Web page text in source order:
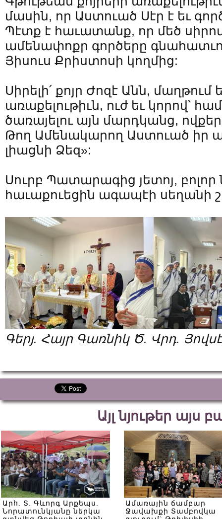
մասին, որ Աստուած Սէր է եւ
Պէտք է հաւատանք, որ մեծ
ամենափոքր գործերը
Յիսուս Քրիստոսի կողմից:
Սիրելի՛ քոյր Ժոզէ Անն, մաղթում
առաքելութիւն, ուժ եւ կորով՝
ծառայելու այն մարդկանց,
Թող Ամենակարող Աստուած իր
լիացնի Ձեզ»:
Սուրբ Պատարագից յետոյ, բոլոր
հաւաքուեցին ագապէի սեղանի
Գերյ. Հայր Գառնիկ Ծ. Վրդ.
Այլ նյութեր այս
Արհ. Տ. Գևորգ Արքեպս.
Նորատունկյանը ներկա
Ամառային ճամբար
Ջավախքի Տամբովկա